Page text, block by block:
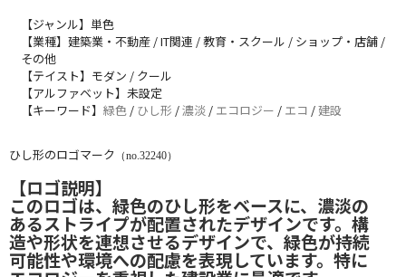
【ジャンル】単色
【業種】建築業・不動産 / IT関連 / 教育・スクール / ショップ・店舗 /
その他
【テイスト】モダン / クール
【アルファベット】未設定
【キーワード】 緑色 / ひし形 /濃淡 / エコロジー / エコ /建設
ひし形のロゴマーク （no.32240）
【ロゴ説明】
このロゴは、緑色のひし形をベースに、濃淡の
あるストライプが配置されたデザインです。構
造や形状を連想させるデザインで、緑色が持続
可能性や環境への配慮を表現しています。特に